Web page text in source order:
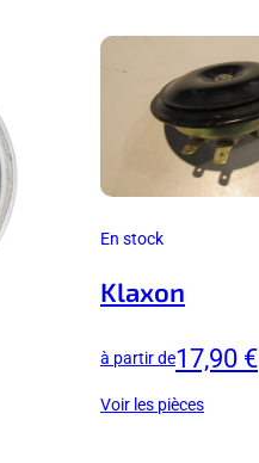
En stock
Klaxon
à partir de17,90 €
Voir les pièces